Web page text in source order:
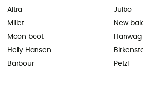
Altra
Millet
Moon boot
Helly Hansen
Barbour
Julbo
New
Hanwag
Petzl